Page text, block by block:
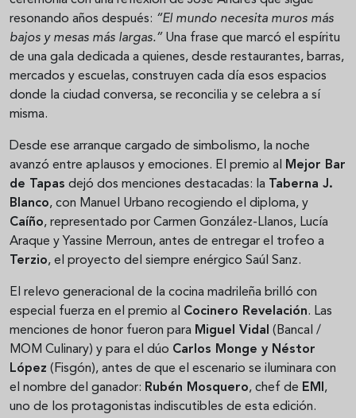
resonando años después: “El mundo necesita muros más
bajos y mesas más largas.” Una frase que marcó el espíritu
de una gala dedicada a quienes, desde restaurantes, barras,
mercados y escuelas, construyen cada día esos espacios
donde la ciudad conversa, se reconcilia y se celebra a sí
misma.
Desde ese arranque cargado de simbolismo, la noche
avanzó entre aplausos y emociones. El premio al
Mejor Bar
de Tapas dejó dos menciones destacadas: la Taberna J.
Blanco, con Manuel Urbano recogiendo el diploma, y
Caíño, representado por Carmen González-Llanos, Lucía
Araque y Yassine Merroun, antes de entregar el trofeo a
Terzio, el proyecto del siempre enérgico Saúl Sanz.
El relevo generacional de la cocina madrileña brilló con
especial fuerza en el premio al Cocinero Revelación. Las
menciones de honor fueron para Miguel Vidal (Bancal /
MOM Culinary) y para el dúo Carlos Monge y Néstor
López (Fisgón), antes de que el escenario se iluminara con
el nombre del ganador: Rubén Mosquero, chef de EMI ,
uno de los protagonistas indiscutibles de esta edición.